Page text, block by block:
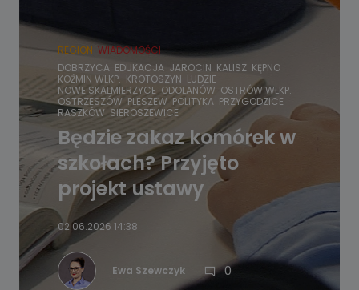
REGION WIADOMOŚCI
DOBRZYCA EDUKACJA JAROCIN KALISZ KĘPNO
KOŹMIN WLKP. KROTOSZYN LUDZIE
NOWE SKALMIERZYCE ODOLANÓW OSTRÓW WLKP.
OSTRZESZÓW PLESZEW POLITYKA PRZYGODZICE
RASZKÓW SIEROSZEWICE
Będzie zakaz komórek w
szkołach? Przyjęto
projekt ustawy
02.06.2026 14:38
Ewa Szewczyk 0